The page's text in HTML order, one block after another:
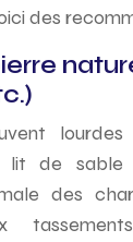
des
lit de sable
des